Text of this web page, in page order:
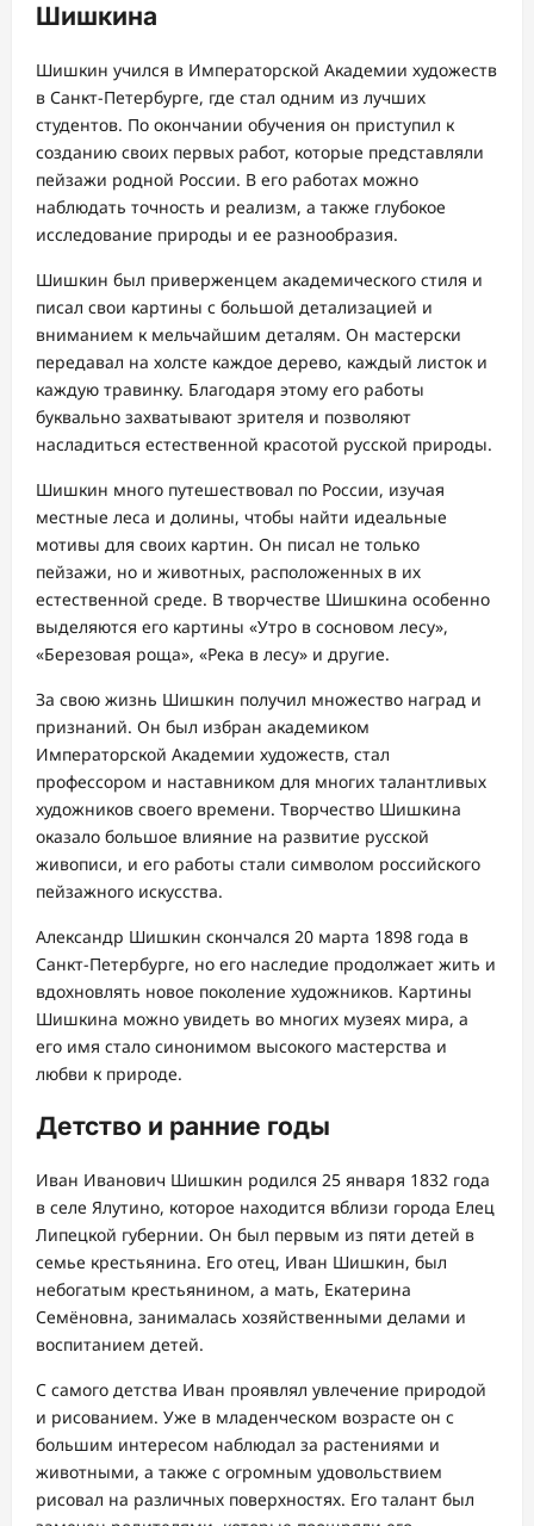
Шишкина
Шишкин учился в Императорской Академии художеств
в Санкт-Петербурге, где стал одним из лучших
студентов. По окончании обучения он приступил к
созданию своих первых работ, которые представляли
пейзажи родной России. В его работах можно
наблюдать точность и реализм, а также глубокое
исследование природы и ее разнообразия.
Шишкин был приверженцем академического стиля и
писал свои картины с большой детализацией и
вниманием к мельчайшим деталям. Он мастерски
передавал на холсте каждое дерево, каждый листок и
каждую травинку. Благодаря этому его работы
буквально захватывают зрителя и позволяют
насладиться естественной красотой русской природы.
Шишкин много путешествовал по России, изучая
местные леса и долины, чтобы найти идеальные
мотивы для своих картин. Он писал не только
пейзажи, но и животных, расположенных в их
естественной среде. В творчестве Шишкина особенно
выделяются его картины «Утро в сосновом лесу»,
«Березовая роща», «Река в лесу» и другие.
За свою жизнь Шишкин получил множество наград и
признаний. Он был избран академиком
Императорской Академии художеств, стал
профессором и наставником для многих талантливых
художников своего времени. Творчество Шишкина
оказало большое влияние на развитие русской
живописи, и его работы стали символом российского
пейзажного искусства.
Александр Шишкин скончался 20 марта 1898 года в
Санкт-Петербурге, но его наследие продолжает жить и
вдохновлять новое поколение художников. Картины
Шишкина можно увидеть во многих музеях мира, а
его имя стало синонимом высокого мастерства и
любви к природе.
Детство и ранние годы
Иван Иванович Шишкин родился 25 января 1832 года
в селе Ялутино, которое находится вблизи города Елец
Липецкой губернии. Он был первым из пяти детей в
семье крестьянина. Его отец, Иван Шишкин, был
небогатым крестьянином, а мать, Екатерина
Семёновна, занималась хозяйственными делами и
воспитанием детей.
С самого детства Иван проявлял увлечение природой
и рисованием. Уже в младенческом возрасте он с
большим интересом наблюдал за растениями и
животными, а также с огромным удовольствием
рисовал на различных поверхностях. Его талант был